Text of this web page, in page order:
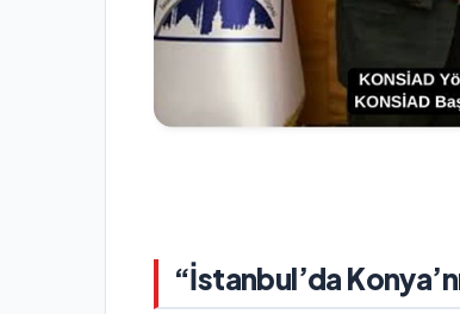
“İstanbul’da